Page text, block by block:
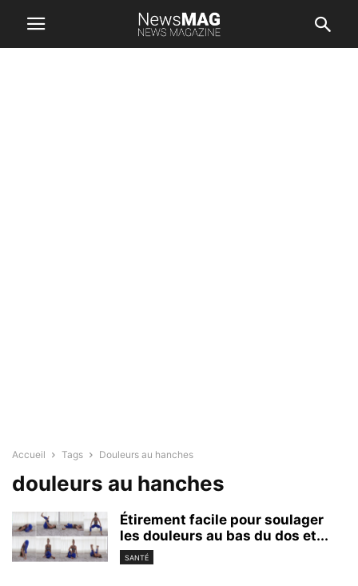
Accueil Tags Douleurs au hanches
douleurs au hanches
Étirement facile pour soulager
les douleurs au bas du dos et...
SANTÉ